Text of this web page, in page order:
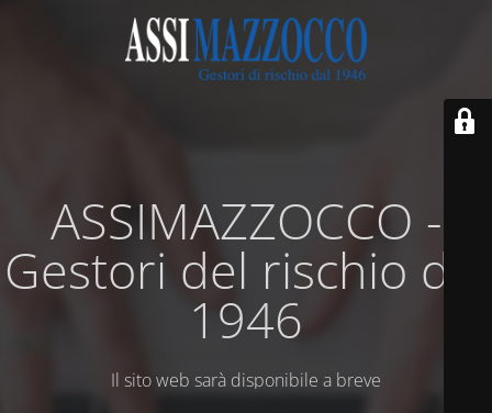
ASSIMAZZOCCO -
Gestori del rischio dal
1946
Il sito web sarà disponibile a breve